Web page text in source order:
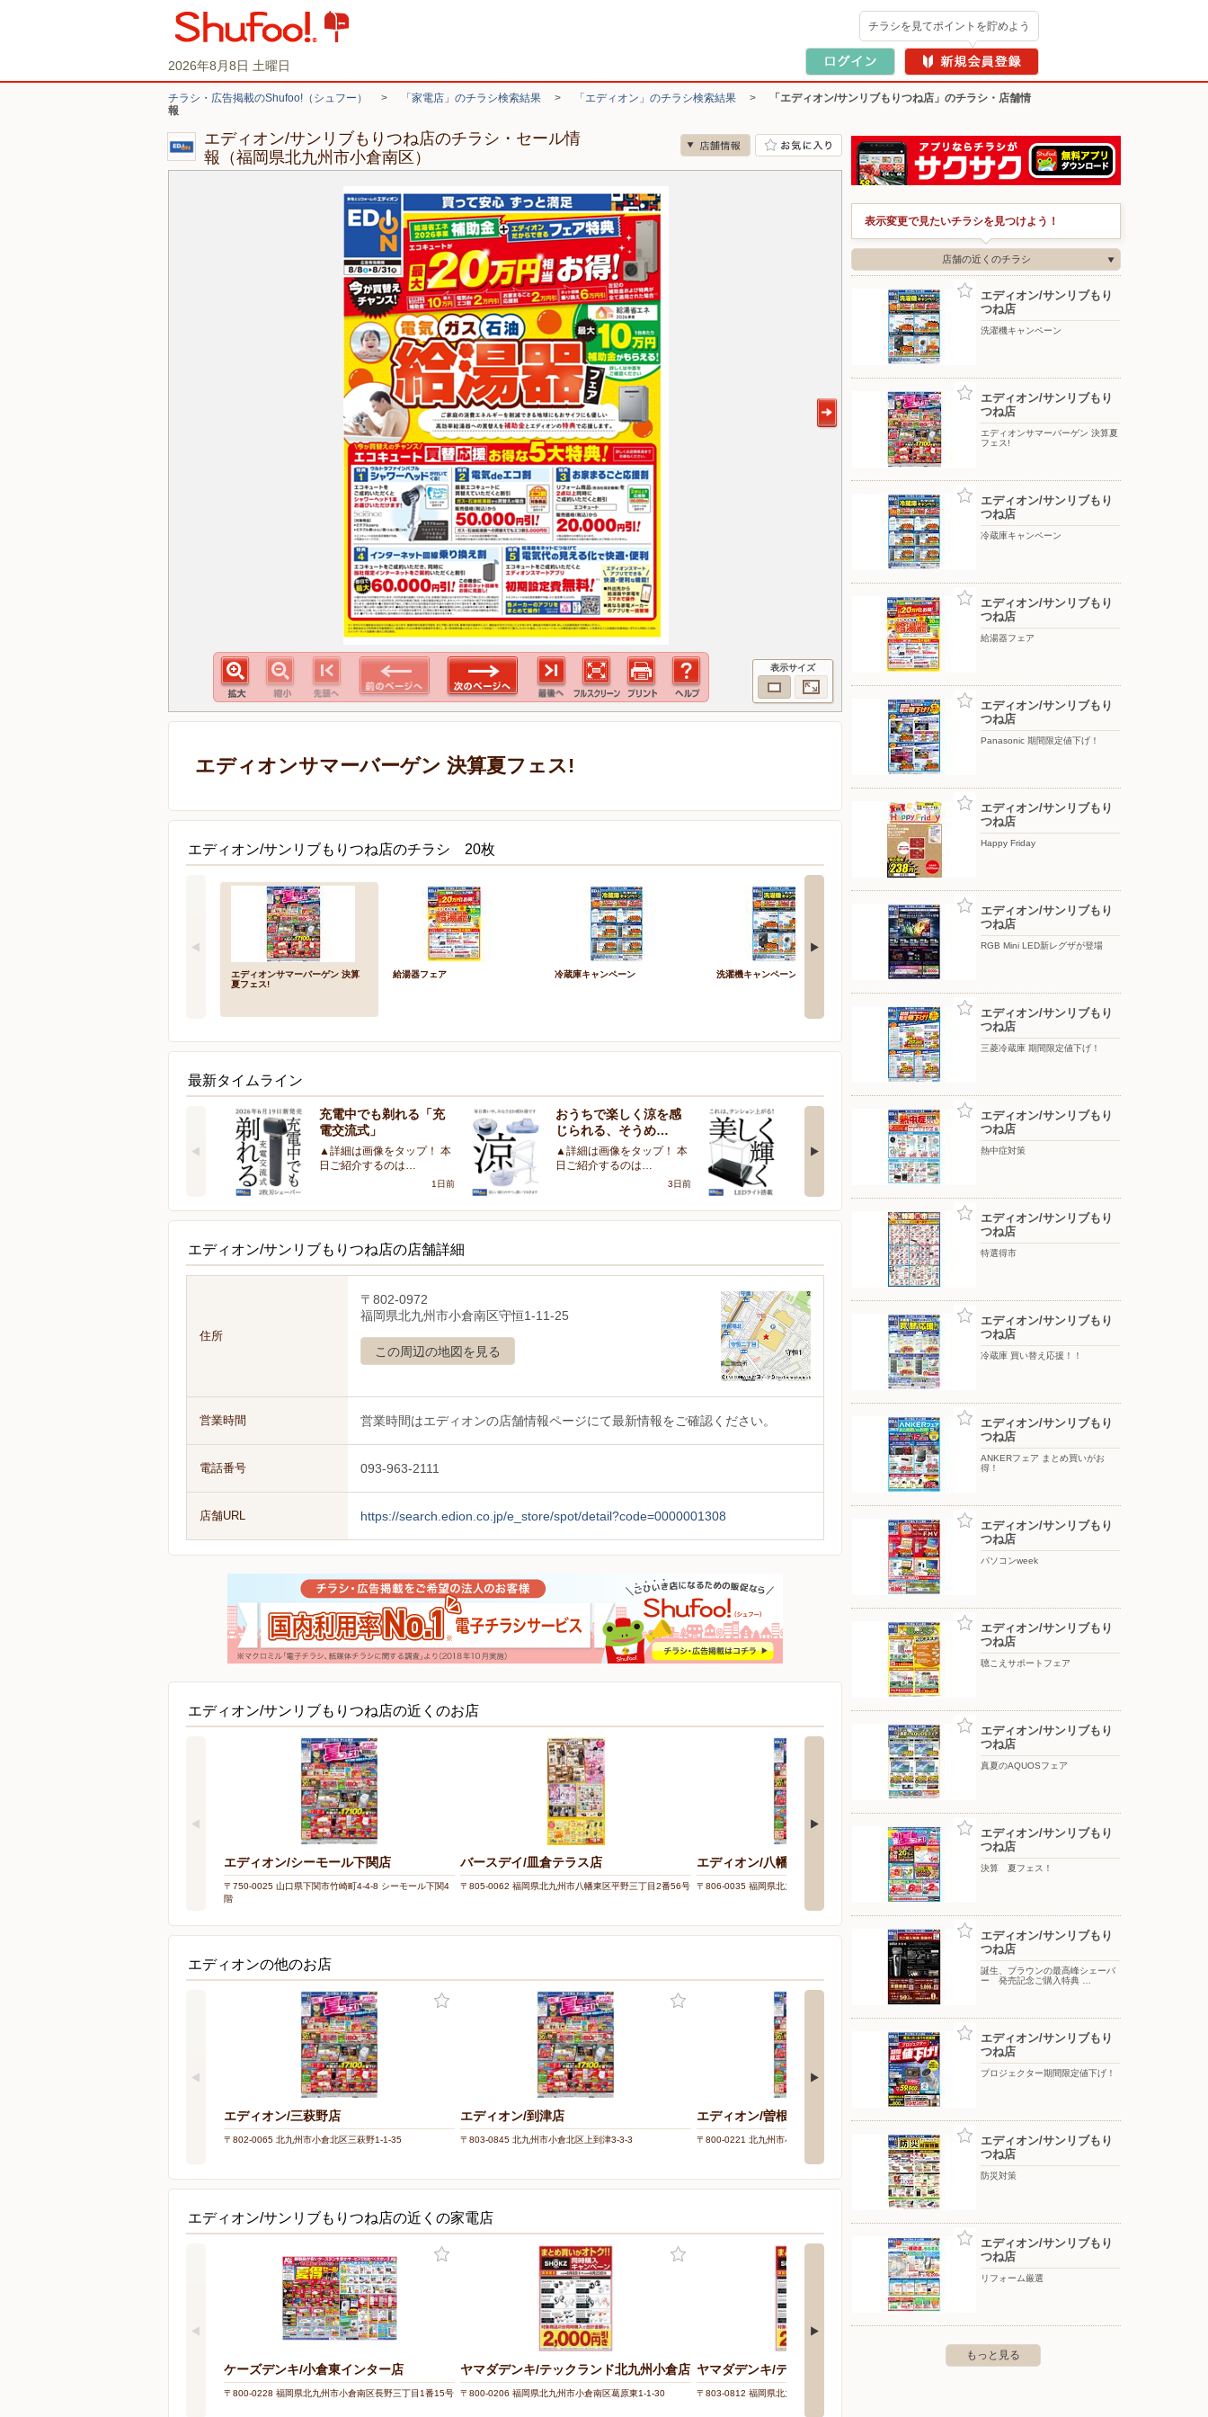
2026年8月8日 土曜日
チラシを見てポイントを貯めよう
チラシ・広告掲載のShufoo!（シュフー） > 「家電店」のチラシ検索結果 > 「エディオン」のチラシ検索結果 >
「エディオン/サンリブもりつね店」のチラシ・店舗情
報
エディオン/サンリブもりつね店のチラシ・セール情
報（福岡県北九州市小倉南区）
表示サイズ
エディオンサマーバーゲン 決算夏フェス!
エディオン/サンリブもりつね店のチラシ 20枚
エディオンサマーバーゲン 決算
夏フェス!
給湯器フェア 冷蔵庫キャンペーン 洗濯機キャンペーン Happy Friday
最新タイムライン
充電中でも剃れる「充
電交流式」
▲詳細は画像をタップ！ 本
日ご紹介するのは…
1日前
おうちで楽しく涼を感
じられる、そうめ…
▲詳細は画像をタップ！ 本
日ご紹介するのは…
3日前
大事なカードボックス
をホコリや落下物…
▲詳細は画像をタップ！ 本
日ご紹介するのは…
5日前
ピタッと吸着。片手で
エディオン/サンリブもりつね店の店舗詳細
住所
〒802-0972
福岡県北九州市小倉南区守恒1-11-25
この周辺の地図を見る
営業時間 営業時間はエディオンの店舗情報ページにて最新情報をご確認ください。
電話番号 093-963-2111
店舗URL https://search.edion.co.jp/e_store/spot/detail?code=0000001308
エディオン/サンリブもりつね店の近くのお店
エディオン/シーモール下関店
〒750-0025 山口県下関市竹崎町4-4-8 シーモール下関4
階
バースデイ/皿倉テラス店
〒805-0062 福岡県北九州市八幡東区平野三丁目2番56号
エディオン/八幡黒崎店
〒806-0035 福岡県北九州市八幡西区東曲里町2-16
エディオン/行橋店
〒824-0031 福岡県行橋市西宮市2-1-1
エディオンの他のお店
エディオン/三萩野店
〒802-0065 北九州市小倉北区三萩野1-1-35
エディオン/到津店
〒803-0845 北九州市小倉北区上到津3-3-3
エディオン/曽根店
〒800-0221 北九州市小倉南区下曽根新町13-53
〒805-0071 北九州市八幡東区東田3-2-102イオンモール
八幡東1階
エディオン/サンリブもりつね店の近くの家電店
ケーズデンキ/小倉東インター店
〒800-0228 福岡県北九州市小倉南区長野三丁目1番15号
ヤマダデンキ/テックランド北九州小倉店
〒800-0206 福岡県北九州市小倉南区葛原東1-1-30
ヤマダデンキ/テックランド小倉本店
〒803-0812 福岡県北九州市小倉北区室町3-2-25
ヤマダデンキ/テックランド門司店
表示変更で見たいチラシを見つけよう！
店舗の近くのチラシ
エディオン/サンリブもり
つね店
洗濯機キャンペーン
エディオン/サンリブもり
つね店
エディオンサマーバーゲン 決算夏
フェス!
エディオン/サンリブもり
つね店
冷蔵庫キャンペーン
エディオン/サンリブもり
つね店
給湯器フェア
エディオン/サンリブもり
つね店
Panasonic 期間限定値下げ！
エディオン/サンリブもり
つね店
Happy Friday
エディオン/サンリブもり
つね店
RGB Mini LED新レグザが登場
エディオン/サンリブもり
つね店
三菱冷蔵庫 期間限定値下げ！
エディオン/サンリブもり
つね店
熱中症対策
エディオン/サンリブもり
つね店
特選得市
エディオン/サンリブもり
つね店
冷蔵庫 買い替え応援！！
エディオン/サンリブもり
つね店
ANKERフェア まとめ買いがお
得！
エディオン/サンリブもり
つね店
パソコンweek
エディオン/サンリブもり
つね店
聴こえサポートフェア
エディオン/サンリブもり
つね店
真夏のAQUOSフェア
エディオン/サンリブもり
つね店
決算 夏フェス！
エディオン/サンリブもり
つね店
誕生、ブラウンの最高峰シェーバ
ー 発売記念ご購入特典 …
エディオン/サンリブもり
つね店
プロジェクター期間限定値下げ！
エディオン/サンリブもり
つね店
防災対策
エディオン/サンリブもり
つね店
リフォーム厳選
もっと見る